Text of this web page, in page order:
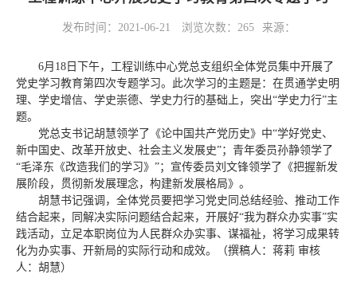
发布时间：2021-06-21 浏览次数： 265 来源：
6月18日下午，工程训练中心党总支组织全体党员集中开展了
党史学习教育第四次专题学习。此次学习的主题是：在贯通学史明
理、学史增信、学史崇德、学史力行的基础上，突出“学史力行”主
题。
党总支书记胡慧领学了《论中国共产党历史》中“学好党史、
新中国史、改革开放史、社会主义发展史”；青年委员孙静领学了
“毛泽东《改造我们的学习》”；宣传委员刘文锋领学了《把握新发
展阶段，贯彻新发展理念，构建新发展格局》。
胡慧书记强调，全体党员要把学习党史同总结经验、推动工作
结合起来，同解决实际问题结合起来，开展好“我为群众办实事”实
践活动，立足本职岗位为人民群众办实事、谋福祉，将学习成果转
化为办实事、开新局的实际行动和成效。（撰稿人：蒋莉 审核
人：胡慧）